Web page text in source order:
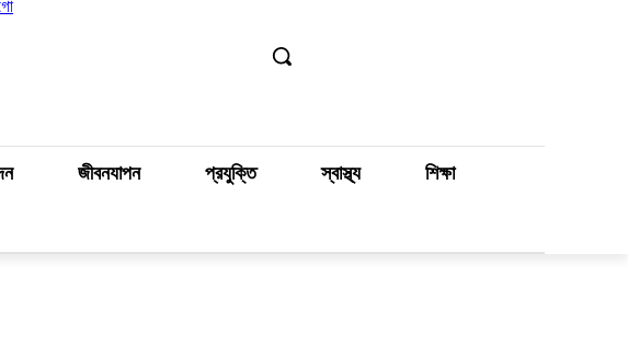
জীবনযাপন প্রযুক্তি স্বাস্থ্য শিক্ষা